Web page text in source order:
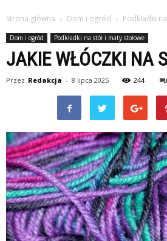
Strona główna Dom i ogród Podkładki
Dom i ogród Podkładki na stół i maty stołowe
JAKIE WŁÓCZKI NA
Przez Redakcja - 8 lipca 2025 244